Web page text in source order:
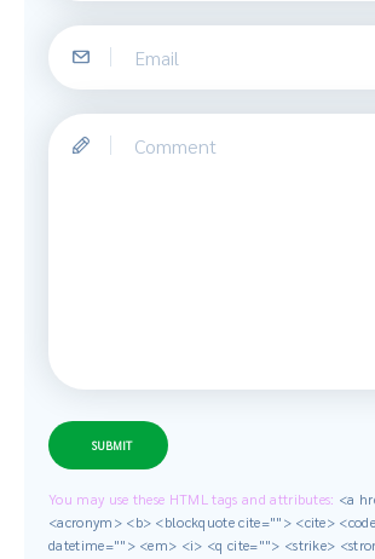
SUBMIT
You may use these HTML tags and attributes: <a
<acronym> <b> <blockquote cite=""> <cite>
datetime=""> <em> <i> <q cite=""> <strike>